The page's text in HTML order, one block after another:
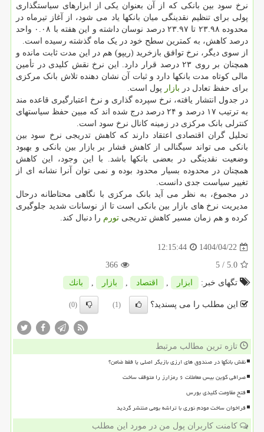
نرخ سود بین بانکی که از آن بعنوان یکی از ابزارهای سیاستگذاری
پولی برای تنظیم نقدینگی میان بانکها یاد می شود، از آغاز تیرماه در
محدوده ۲۳.۹۸ تا ۲۳.۹۷ درصد نوسان داشته و این هفته با ۰.۰۸ واحد
درصد کاهش، به کمترین سطح خود در یک ماه گذشته رسیده است.
از سوی دیگر، نرخ توافق بازخرید (ریپو) هم در این مدت ثابت مانده و
همچنان بر روی ۲۳ درصد قرار دارد. این نرخ نقش کلیدی در تأمین
مالی کوتاه مدت بانکها دارد و ثبات آن نشان دهنده تلاش بانک مرکزی
برای حفظ تعادل در بازار پول است.
در جدول انتشار یافته، نرخ سپرده گذاری و نرخ اعتبارگیری قاعده مند
به ترتیب ۱۷ درصد و ۲۴ درصد درج شده اند که مبین حفظ سیاستهای
کنترلی بانک مرکزی در زمینه کانال نرخ سود است.
تحلیل گران اقتصادی اعتقاد دارند که کاهش تدریجی نرخ سود بین
بانکی می تواند سیگنالی از کاهش فشار بر بازار بین بانکی و بهبود
وضعیت نقدینگی در بعضی بانکها باشد. با این وجود، این کاهش
همچنان در محدوده بسیار محدود بوده و نمی توان آنرا نشانه ای از
تغییر سیاست جدی دانست.
در مجموع، به نظر می آید بانک مرکزی با نگاهی محتاطانه درحال
مدیریت نرخ های بازار بین بانکی است تا از نوسانات شدید جلوگیری
کرده و هم زمان مسیر کاهش تدریجی تورم را دنبال کند.
1404/04/22
12:15:44
5.0
/ 5
366
تگهای خبر:
ابزار , اقتصاد , بازار , بانك
این مطلب را می پسندید؟ (1)
(0)
تازه ترین مطالب مرتبط
نقش بانکها در صندوق های ارزی بازیگر اصلی یا فقط ضامن؟
صرافی کوین بیس معاملات ۶ رمزارز را متوقف ساخت
فتح مقاومت کلیدی بورس
فراخوان ساخت مودم نوری با تراشه بومی منتشر گردید
کامنت کاربران پول من در مورد این مطلب